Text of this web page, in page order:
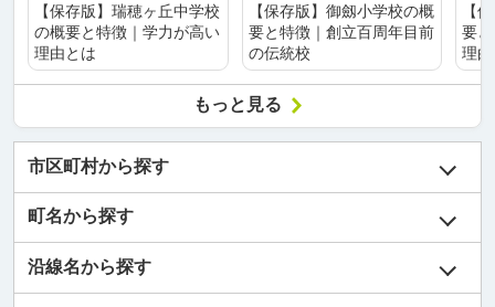
【保存版】瑞穂ヶ丘中学校
の概要と特徴｜学力が高い
理由とは
【保存版】御劔小学校の概
要と特徴｜創立百周年目前
の伝統校
【
要
理
もっと見る
市区町村から探す
町名から探す
沿線名から探す